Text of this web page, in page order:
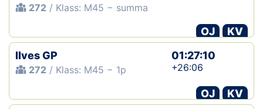
272 / Klass: M45 − summa
OJ
KV
Ilves GP
272 / Klass: M45 − 1p
01:27:10
+26:06
OJ
KV